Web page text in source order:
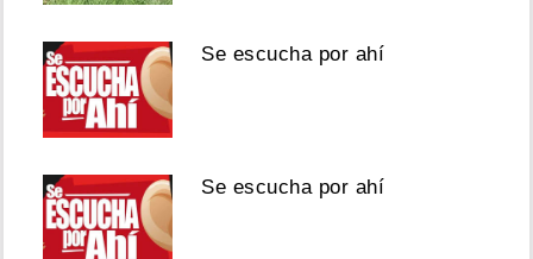
Se escucha por ahí
Se escucha por ahí